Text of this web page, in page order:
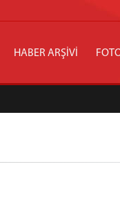
HABER ARŞİVİ